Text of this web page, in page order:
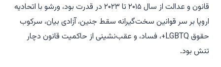
قانون و عدالت از سال ۲۰۱۵ تا ۲۰۲۳ در قدرت بود، ورشو با اتحادیه
اروپا بر سر قوانین سخت‌گیرانه سقط جنین، آزادی بیان، سرکوب
حقوق LGBTQ+، فساد، و عقب‌نشینی از حاکمیت قانون دچار
تنش بود.